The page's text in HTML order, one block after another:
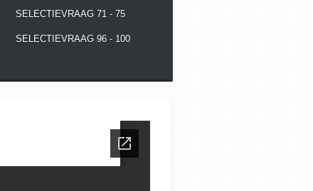
SELECTIEVRAAG 71 - 75
SELECTIEVRAAG 96 - 100